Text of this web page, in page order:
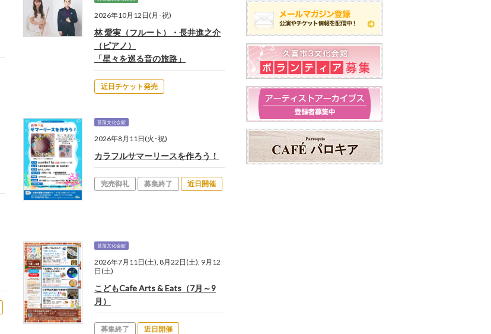
2026年10月12日(月･祝)
林 愛実（フルート）・長井進之介
（ピアノ）
「星々を巡る音の旅路」
近日チケット発売
菖蒲文化会館
2026年8月11日(火･祝)
カラフルサマーリースを作ろう！
完売御礼 募集終了 近日開催
菖蒲文化会館
2026年7月11日(土), 8月22日(土), 9月12
日(土)
こどもCafe Arts & Eats（7月～9
月）
募集終了
近日開催
【栗橋文化会館】ホール利用時の
舞台操作技術料無料化のお知らせ
2018/10/17 総合案内
オンラインチケットサービス 新
システム導入のお知らせ
2016/4/1 菖蒲文化会館 栗橋文化会館
ごあいさつ
2017/4/21 総合案内
常時SSL化のお知らせ
2016/4/1 総合案内
ホームページをリニューアルいた